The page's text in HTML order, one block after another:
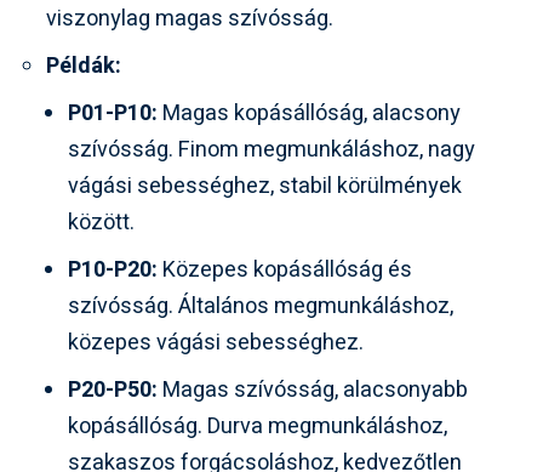
viszonylag magas szívósság.
Példák:
P01-P10: Magas kopásállóság, alacsony
szívósság. Finom megmunkáláshoz, nagy
vágási sebességhez, stabil körülmények
között.
P10-P20: Közepes kopásállóság és
szívósság. Általános megmunkáláshoz,
közepes vágási sebességhez.
P20-P50: Magas szívósság, alacsonyabb
kopásállóság. Durva megmunkáláshoz,
szakaszos forgácsoláshoz, kedvezőtlen